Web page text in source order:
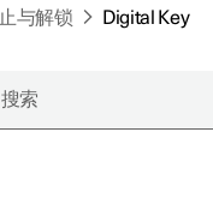
与解锁 Digital Key